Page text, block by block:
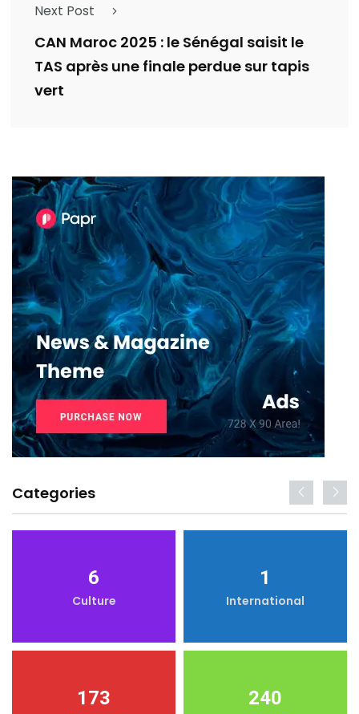
Next Post
CAN Maroc 2025 : le Sénégal saisit le
TAS après une finale perdue sur tapis
vert
Categories
6
Culture
1
International
173 240